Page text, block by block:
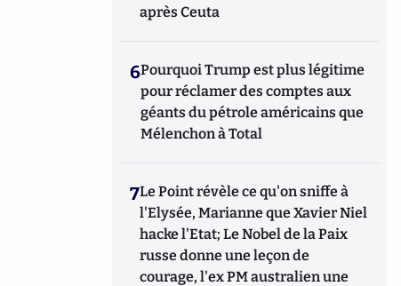
après Ceuta
6Pourquoi Trump est plus légitime
pour réclamer des comptes aux
géants du pétrole américains que
Mélenchon à Total
7Le Point révèle ce qu'on sniffe à
l'Elysée, Marianne que Xavier Niel
hacke l'Etat; Le Nobel de la Paix
russe donne une leçon de
courage, l'ex PM australien une